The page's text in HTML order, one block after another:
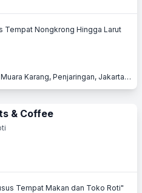
Tempat Nongkrong Hingga Larut
Jl. Muara Karang Raya No. 217, Muara Karang, Penjaringan, Jakarta Utara, Jakarta
& Coffee
Tempat Makan dan Toko Roti"